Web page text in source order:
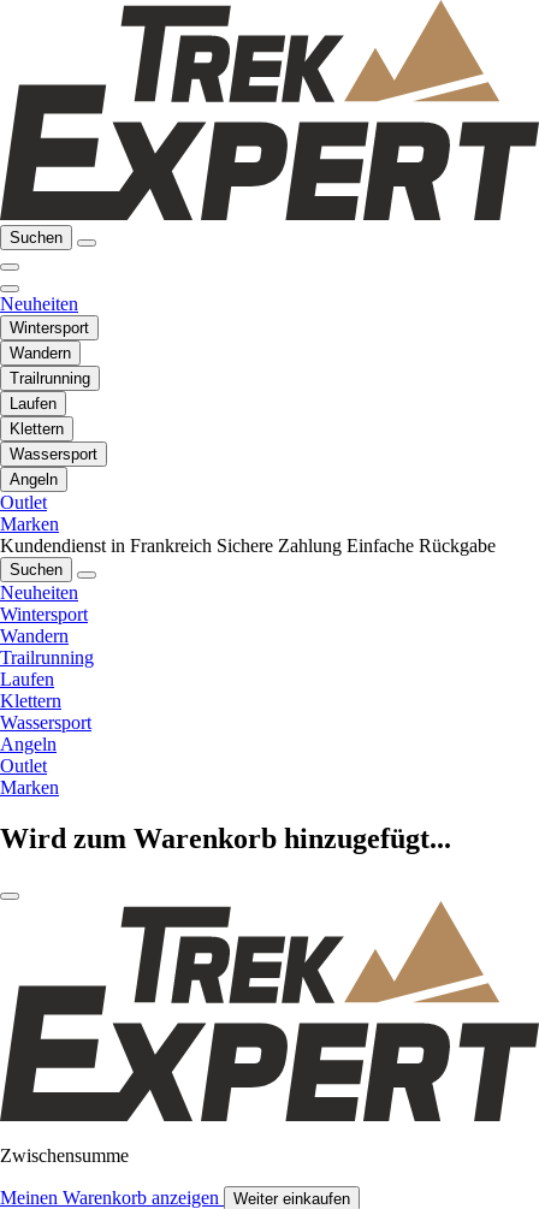
Suchen
Neuheiten
Wintersport
Wandern
Trailrunning
Laufen
Klettern
Wassersport
Angeln
Outlet
Marken
Kundendienst in Frankreich Sichere Zahlung Einfache Rückgabe
Suchen
Neuheiten
Wintersport
Wandern
Trailrunning
Laufen
Klettern
Wassersport
Angeln
Outlet
Marken
Wird zum Warenkorb hinzugefügt...
Zwischensumme
Meinen Warenkorb anzeigen Weiter einkaufen